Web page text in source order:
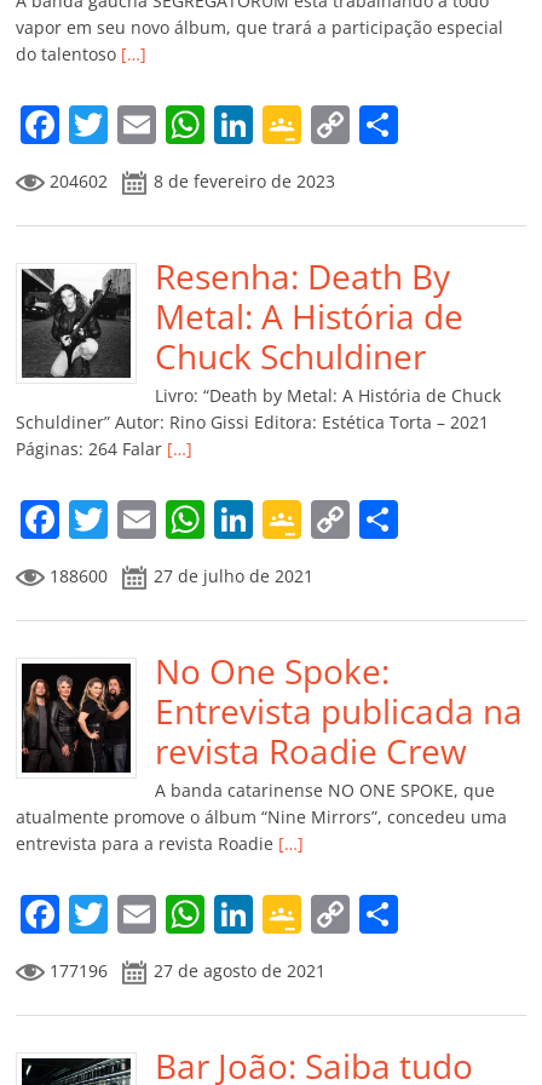
vapor em seu novo álbum, que trará a participação especial
do talentoso […]
F
a
c
e
b
o
o
k
T
w
itt
er
E
m
ai
l
W
at
s
A
p
p
Li
k
e
dI
n
G
o
o
gl
e
Cl
a
ss
ro
m
C
y
Li
n
k
p
ar
til
h
ar
204602 8 de fevereiro de 2023
Resenha: Death By
Metal: A História de
Chuck Schuldiner
Livro: “Death by Metal: A História de Chuck
Schuldiner” Autor: Rino Gissi Editora: Estética Torta – 2021
Páginas: 264 Falar […]
F
a
c
e
b
o
o
k
T
w
itt
er
E
m
ai
l
W
h
at
s
A
p
p
Li
n
k
e
dI
n
G
o
o
gl
e
Cl
a
ss
ro
o
m
C
y
Li
n
k
p
til
h
ar
188600 27 de julho de 2021
No One Spoke:
Entrevista publicada na
revista Roadie Crew
A banda catarinense NO ONE SPOKE, que
atualmente promove o álbum “Nine Mirrors”, concedeu uma
entrevista para a revista Roadie […]
F
a
c
e
b
T
w
itt
er
E
m
ai
l
W
at
s
A
Li
n
k
e
dI
G
o
o
gl
e
C
y
Li
p
ar
177196 27 de agosto de 2021
Bar João: Saiba tudo